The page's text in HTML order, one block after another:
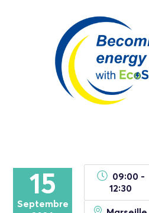
15
Septembre
09:00 -
12:30